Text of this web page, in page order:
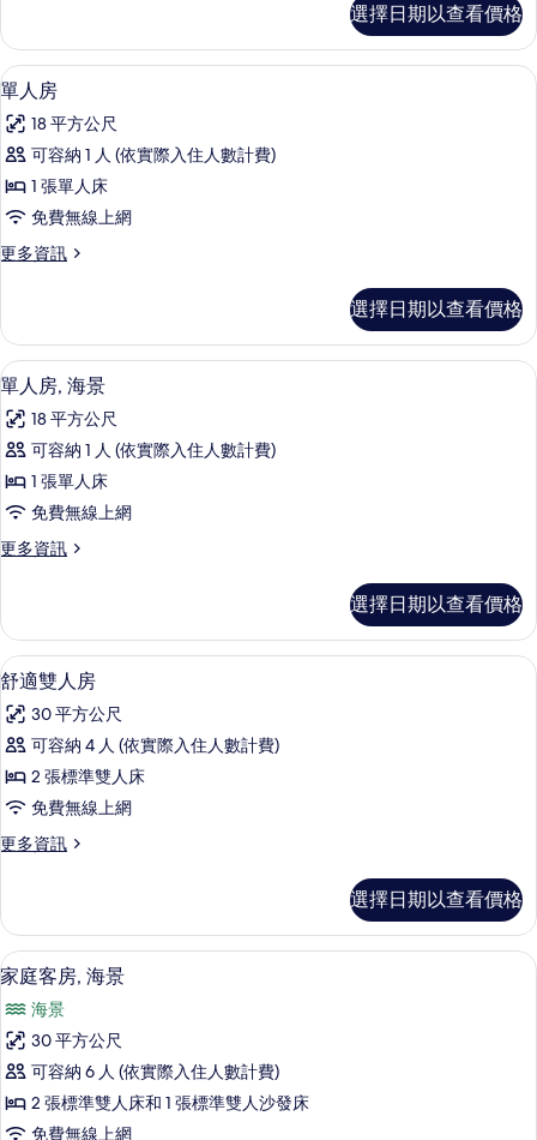
所
有
相
片
房,
海
景
詳
情
選擇日期以查看價格
顯
示
單
人
房
的
所
相
片
4
單人房
18 平方公尺
可容納 1 人 (依實際入住人數計費)
1 張單人床
免費無線上網
更多資訊
更
房
的
詳
選擇日期以查看價格
顯
示
單
人
房,
海
景
所
有
相
片
7
單人房, 海景
18 平方公尺
可容納 1 人 (依實際入住人數計費)
1 張單人床
免費無線上網
更多資訊
更
房,
海
景
詳
情
選擇日期以查看價格
顯
示
舒
適
雙
人
房
所
有
相
片
舒適雙人房 | 迷你吧、書桌、免費無線
7
舒適雙人房
30 平方公尺
可容納 4 人 (依實際入住人數計費)
2 張標準雙人床
免費無線上網
更多資訊
更
雙
人
房
的
詳
情
選擇日期以查看價格
顯
示
家
庭
客
房,
5
家庭客房, 海景
海景
30 平方公尺
可容納 6 人 (依實際入住人數計費)
2 張標準雙人床和 1 張標準雙人沙發床
免費無線上網